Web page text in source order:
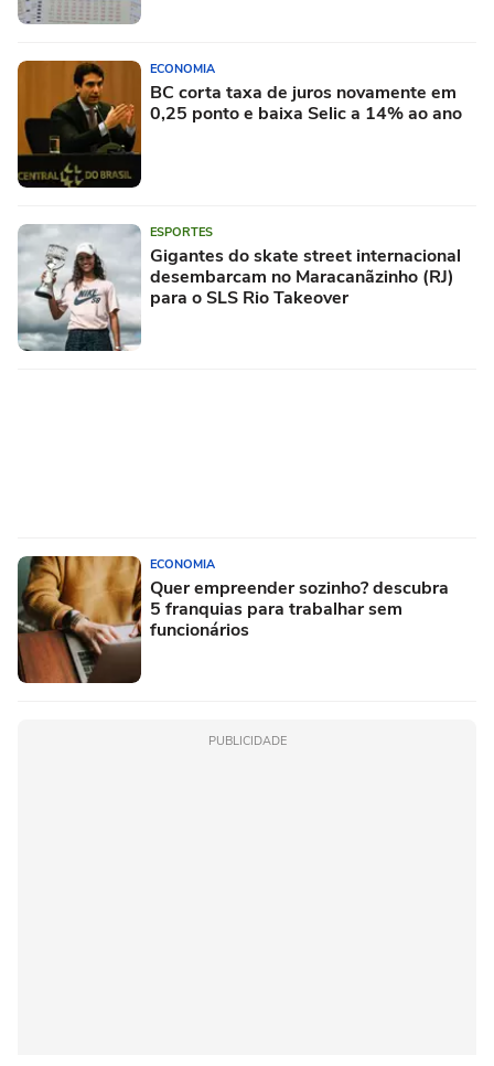
ECONOMIA
BC corta taxa de juros novamente em
0,25 ponto e baixa Selic a 14% ao ano
ESPORTES
Gigantes do skate street internacional
desembarcam no Maracanãzinho (RJ)
para o SLS Rio Takeover
ECONOMIA
Quer empreender sozinho? descubra
5 franquias para trabalhar sem
funcionários
PUBLICIDADE